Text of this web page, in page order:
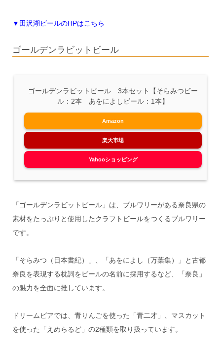
▼田沢湖ビールのHPはこちら
ゴールデンラビットビール
ゴールデンラビットビール 3本セット【そらみつビー
ル：2本 あをによしビール：1本】
Amazon
楽天市場
Yahooショッピング
「ゴールデンラビットビール」は、ブルワリーがある奈良県の
素材をたっぷりと使用したクラフトビールをつくるブルワリー
です。
「そらみつ（日本書紀）」、「あをによし（万葉集）」と古都
奈良を表現する枕詞をビールの名前に採用するなど、「奈良」
の魅力を全面に推しています。
ドリームビアでは、青りんごを使った「青二才」、マスカット
を使った「えめらるど」の2種類を取り扱っています。